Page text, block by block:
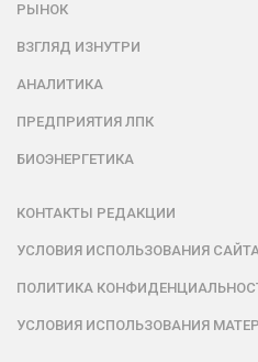
РЫНОК
ВЗГЛЯД ИЗНУТРИ
АНАЛИТИКА
ПРЕДПРИЯТИЯ ЛПК
БИОЭНЕРГЕТИКА
КОНТАКТЫ РЕДАКЦИИ
УСЛОВИЯ ИСПОЛЬЗОВАНИЯ
ПОЛИТИКА
УСЛОВИЯ ИСПОЛЬЗОВАНИЯ